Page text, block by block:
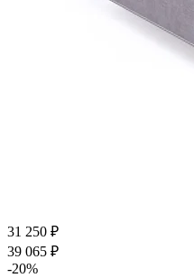
31 250 ₽
39 065 ₽
-20%